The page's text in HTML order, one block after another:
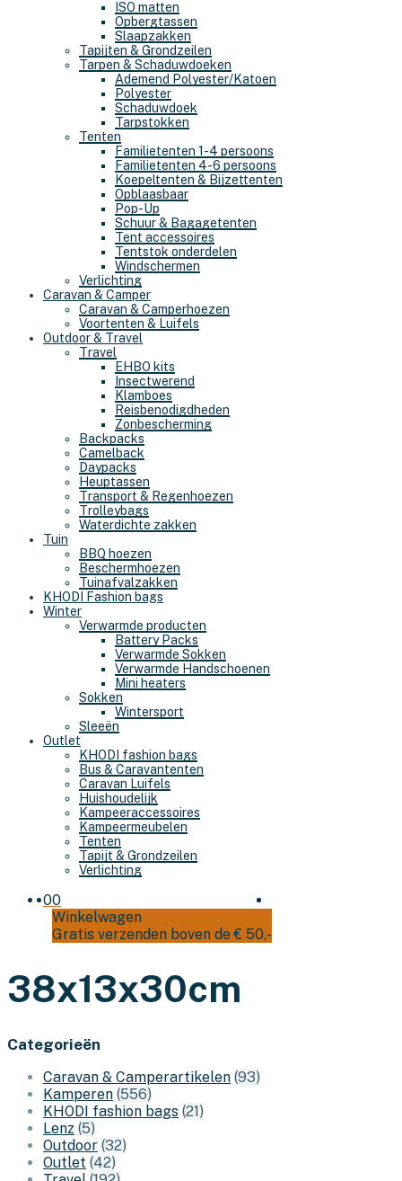
ISO matten
Opbergtassen
Slaapzakken
Tapijten & Grondzeilen
Tarpen & Schaduwdoeken
Ademend Polyester/Katoen
Polyester
Schaduwdoek
Tarpstokken
Tenten
Familietenten 1-4 persoons
Familietenten 4-6 persoons
Koepeltenten & Bijzettenten
Opblaasbaar
Pop-Up
Schuur & Bagagetenten
Tent accessoires
Tentstok onderdelen
Windschermen
Verlichting
Caravan & Camper
Caravan & Camperhoezen
Voortenten & Luifels
Outdoor & Travel
Travel
EHBO kits
Insectwerend
Klamboes
Reisbenodigdheden
Zonbescherming
Backpacks
Camelback
Daypacks
Heuptassen
Transport & Regenhoezen
Trolleybags
Waterdichte zakken
Tuin
BBQ hoezen
Beschermhoezen
Tuinafvalzakken
KHODI Fashion bags
Winter
Verwarmde producten
Battery Packs
Verwarmde Sokken
Verwarmde Handschoenen
Mini heaters
Sokken
Wintersport
Sleeën
Outlet
KHODI fashion bags
Bus & Caravantenten
Caravan Luifels
Huishoudelijk
Kampeeraccessoires
Kampeermeubelen
Tenten
Tapijt & Grondzeilen
Verlichting
00
Winkelwagen
Gratis verzenden boven de € 50,-
38x13x30cm
Categorieën
Caravan & Camperartikelen (93)
Kamperen (556)
KHODI fashion bags (21)
Lenz (5)
Outdoor (32)
Outlet (42)